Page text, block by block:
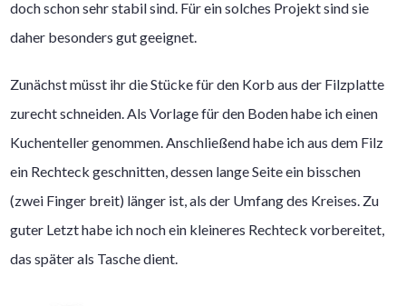
doch schon sehr stabil sind. Für ein solches Projekt sind sie
daher besonders gut geeignet.
Zunächst müsst ihr die Stücke für den Korb aus der Filzplatte
zurecht schneiden. Als Vorlage für den Boden habe ich einen
Kuchenteller genommen. Anschließend habe ich aus dem Filz
ein Rechteck geschnitten, dessen lange Seite ein bisschen
(zwei Finger breit) länger ist, als der Umfang des Kreises. Zu
guter Letzt habe ich noch ein kleineres Rechteck vorbereitet,
das später als Tasche dient.